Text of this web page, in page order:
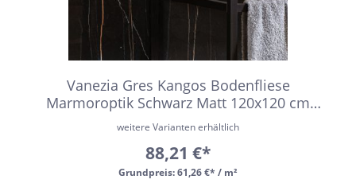
Vanezia Gres Kangos Bodenfliese
Marmoroptik Schwarz Matt 120x120 cm
rektifiziert
Grundpreis:61,26 €* / m²
weitere Varianten erhältlich
88,21 €*